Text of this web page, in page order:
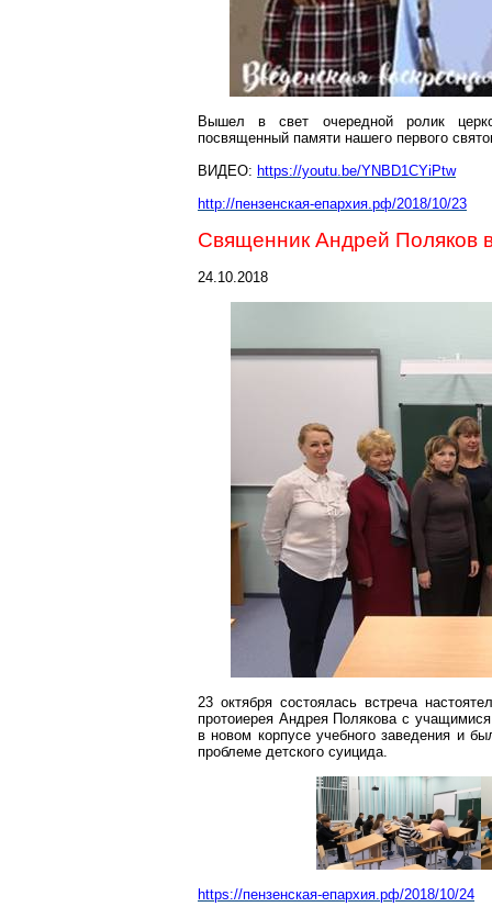
Вышел в свет очередной ролик
посвященный памяти нашего первого
ВИДЕО: https://youtu.be/YNBD1CYiPtw
http://пензенская-епархия.рф/2018/10/23
Священник Андрей Поляков
24.10.2018
23 октября состоялась встреча
протоиерея Андрея Полякова с
в новом корпусе учебного заведения и
проблеме детского суицида.
https://пензенская-епархия.рф/2018/10/24